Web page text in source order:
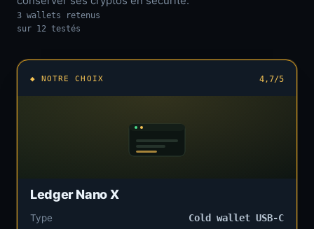
3 wallets retenus
sur 12 testés
◆ NOTRE CHOIX 4,7/5
Ledger Nano X
Type
Cold wallet USB-C